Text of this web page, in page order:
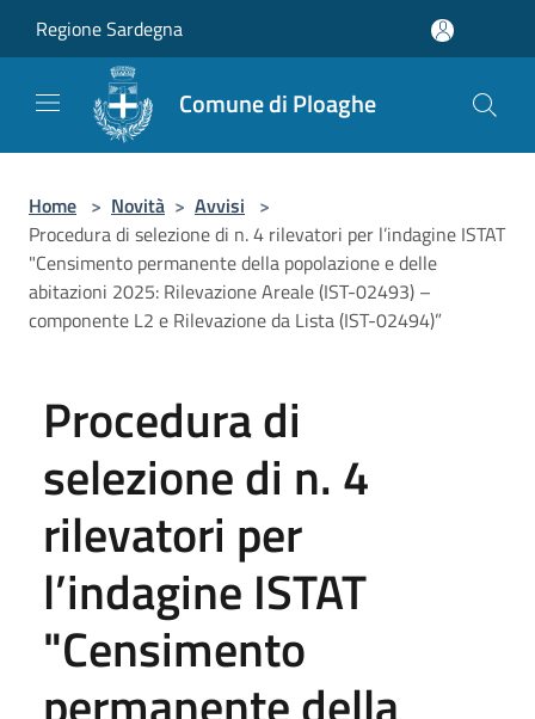
Regione Sardegna
Comune di Ploaghe
Home > Novità > Avvisi >
Procedura di selezione di n. 4 rilevatori per l’indagine ISTAT
"Censimento permanente della popolazione e delle
abitazioni 2025: Rilevazione Areale (IST-02493) –
componente L2 e Rilevazione da Lista (IST-02494)”
Procedura di
selezione di n. 4
rilevatori per
l’indagine ISTAT
"Censimento